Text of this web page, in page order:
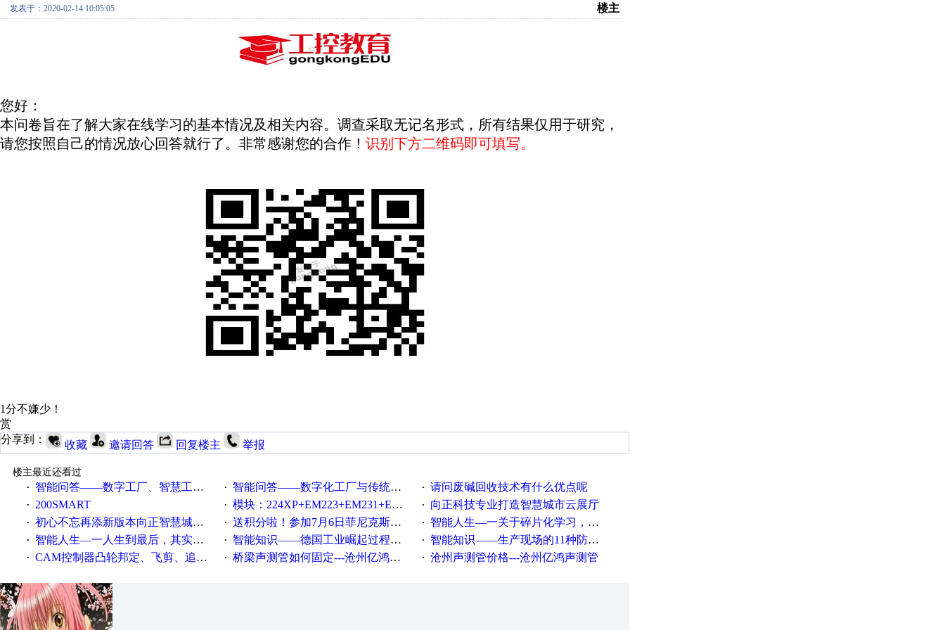
发表于：2020-02-14 10:05:05 楼主
您好：
本问卷旨在了解大家在线学习的基本情况及相关内容。调查采取无记名形式，所有结果仅用于研究，
请您按照自己的情况放心回答就行了。非常感谢您的合作！ 识别下方二维码即可填写。
1分不嫌少！
赏
分享到：
收藏 邀请回答 回复楼主 举报
楼主最近还看过
·
智能问答——数字工厂、智慧工厂和智能制造三者的区别是什么？ · 智能问答——数字化工厂与传统工厂的差别体现在哪里？ · 请问废碱回收技术有什么优点呢
· 200SMART · 模块：224XP+EM223+EM231+EM235+EM232+EM232怎么用以太网通讯？ · 向正科技专业打造智慧城市云展厅
· 初心不忘再添新版本向正智慧城市云展厅3.0版亮相 · 送积分啦！参加7月6日菲尼克斯在线研讨会即得 · 智能人生—一关于碎片化学习，看这一篇就够了！
· 智能人生—一人生到最后，其实拼的都是人品 · 智能知识——德国工业崛起过程中不得不提的10个关键词 · 智能知识——生产现场的11种防错！(1)
· CAM控制器凸轮邦定、飞剪、追剪等C功能块 · 桥梁声测管如何固定---沧州亿鸿声测管 · 沧州声测管价格---沧州亿鸿声测管​